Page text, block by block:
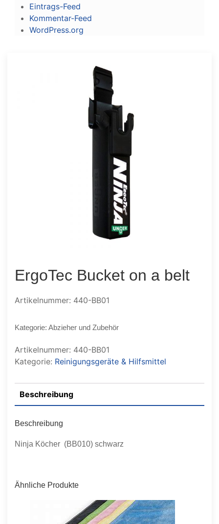
Eintrags-Feed
Kommentar-Feed
WordPress.org
ErgoTec Bucket on a belt
Artikelnummer: 440-BB01
Kategorie: Abzieher und Zubehör
Artikelnummer: 440-BB01
Kategorie: Reinigungsgeräte & Hilfsmittel
Beschreibung
Beschreibung
Ninja Köcher (BB010) schwarz
Ähnliche Produkte